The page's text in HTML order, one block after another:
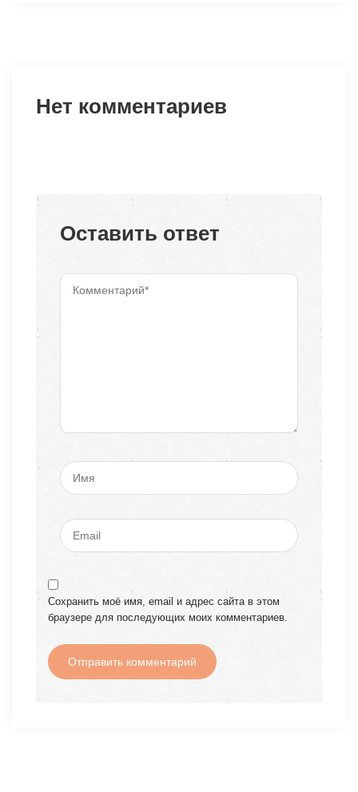
Нет комментариев
Оставить ответ
Сохранить моё имя, email и адрес сайта в этом
браузере для последующих моих комментариев.